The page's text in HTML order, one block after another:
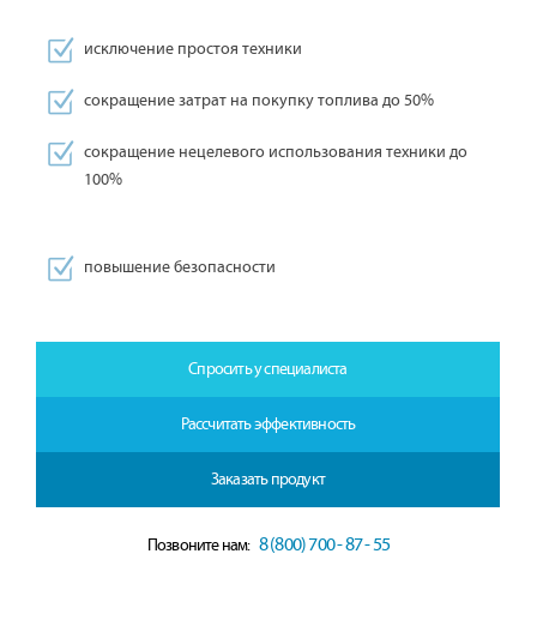
исключение простоя техники
сокращение затрат на покупку топлива до 50%
сокращение нецелевого использования техники до
100%
повышение безопасности
Спросить у специалиста
Рассчитать эффективность
Заказать продукт
Позвоните нам: 8 (800) 700 - 87 - 55